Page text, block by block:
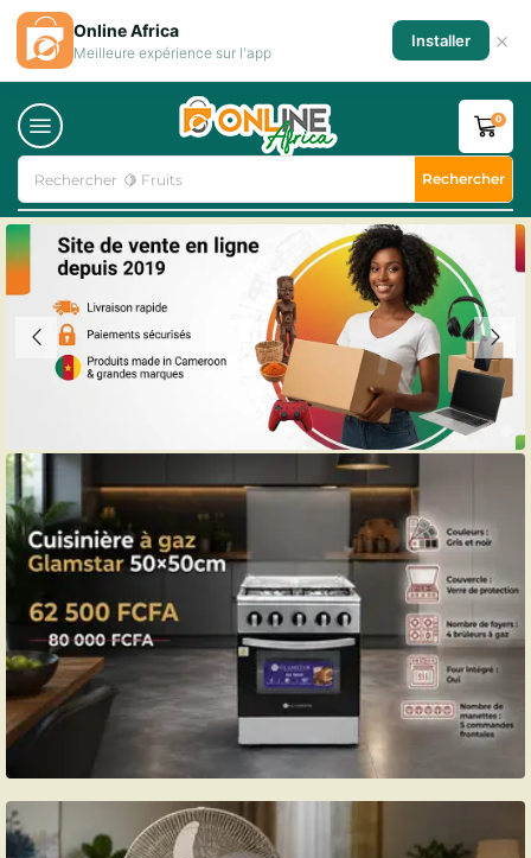
Rechercher 🍋 Fruits Rechercher
0
Online Africa
Meilleure expérience sur l'app
Installer ×